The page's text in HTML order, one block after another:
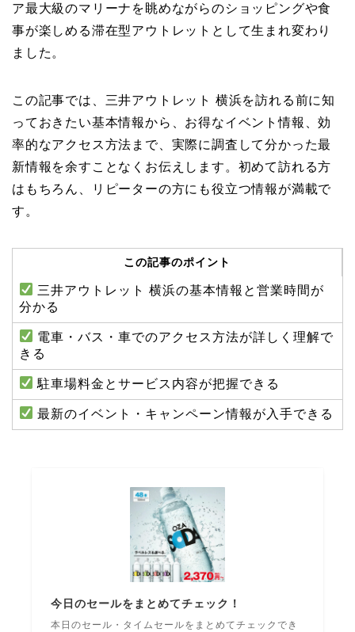
ア最大級のマリーナを眺めながらのショッピングや食
事が楽しめる滞在型アウトレットとして生まれ変わり
ました。
この記事では、三井アウトレット 横浜を訪れる前に知
っておきたい基本情報から、お得なイベント情報、効
率的なアクセス方法まで、実際に調査して分かった最
新情報を余すことなくお伝えします。初めて訪れる方
はもちろん、リピーターの方にも役立つ情報が満載で
す。
この記事のポイント
三井アウトレット 横浜の基本情報と営業時間が
分かる
電車・バス・車でのアクセス方法が詳しく理解で
きる
駐車場料金とサービス内容が把握できる
最新のイベント・キャンペーン情報が入手できる
今日のセールをまとめてチェック！
本日のセール・タイムセールをまとめてチェックでき